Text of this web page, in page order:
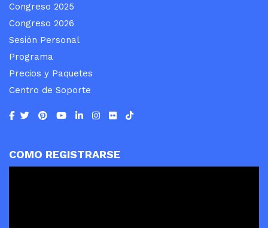
Congreso 2025
Congreso 2026
Sesión Personal
Programa
Precios y Paquetes
Centro de Soporte
COMO REGISTRARSE